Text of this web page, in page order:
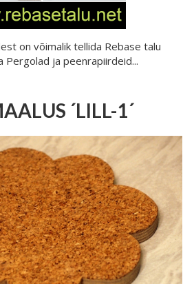
on võimalik tellida Rebase talu
Pergolad ja peenrapiirdeid...
´LILL-1´